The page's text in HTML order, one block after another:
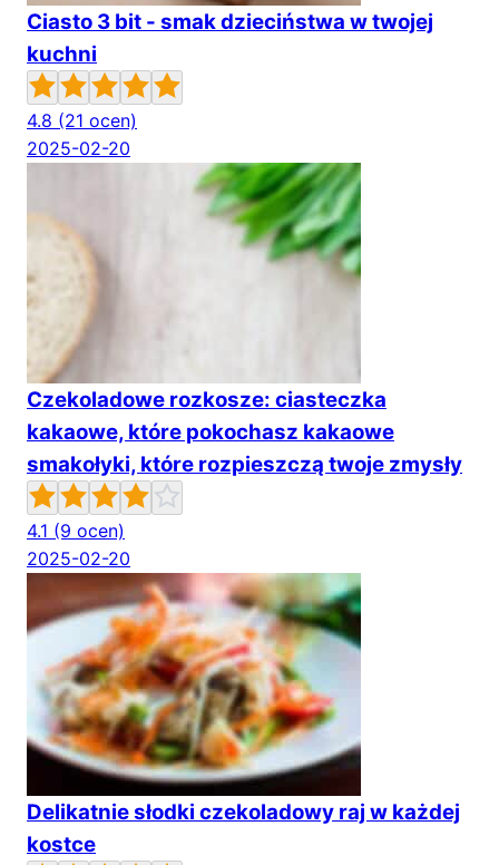
Ciasto 3 bit - smak dzieciństwa w twojej
kuchni
4.8 (21 ocen)
2025-02-20
Czekoladowe rozkosze: ciasteczka
kakaowe, które pokochasz kakaowe
smakołyki, które rozpieszczą twoje zmysły
4.1 (9 ocen)
2025-02-20
Delikatnie słodki czekoladowy raj w każdej
kostce